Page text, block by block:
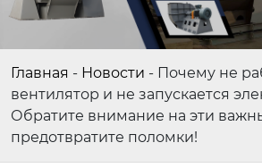
Главная - Новости - Почему не
вентилятор и не запускается
Обратите внимание на эти
предотвратите поломки!